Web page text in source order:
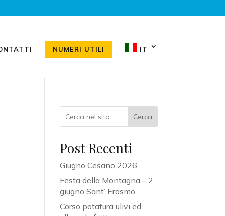
NUMERI UTILI IT
Cerca
Post Recenti
Giugno Cesano 2026
Festa della Montagna – 2
giugno Sant’ Erasmo
Corso potatura ulivi ed